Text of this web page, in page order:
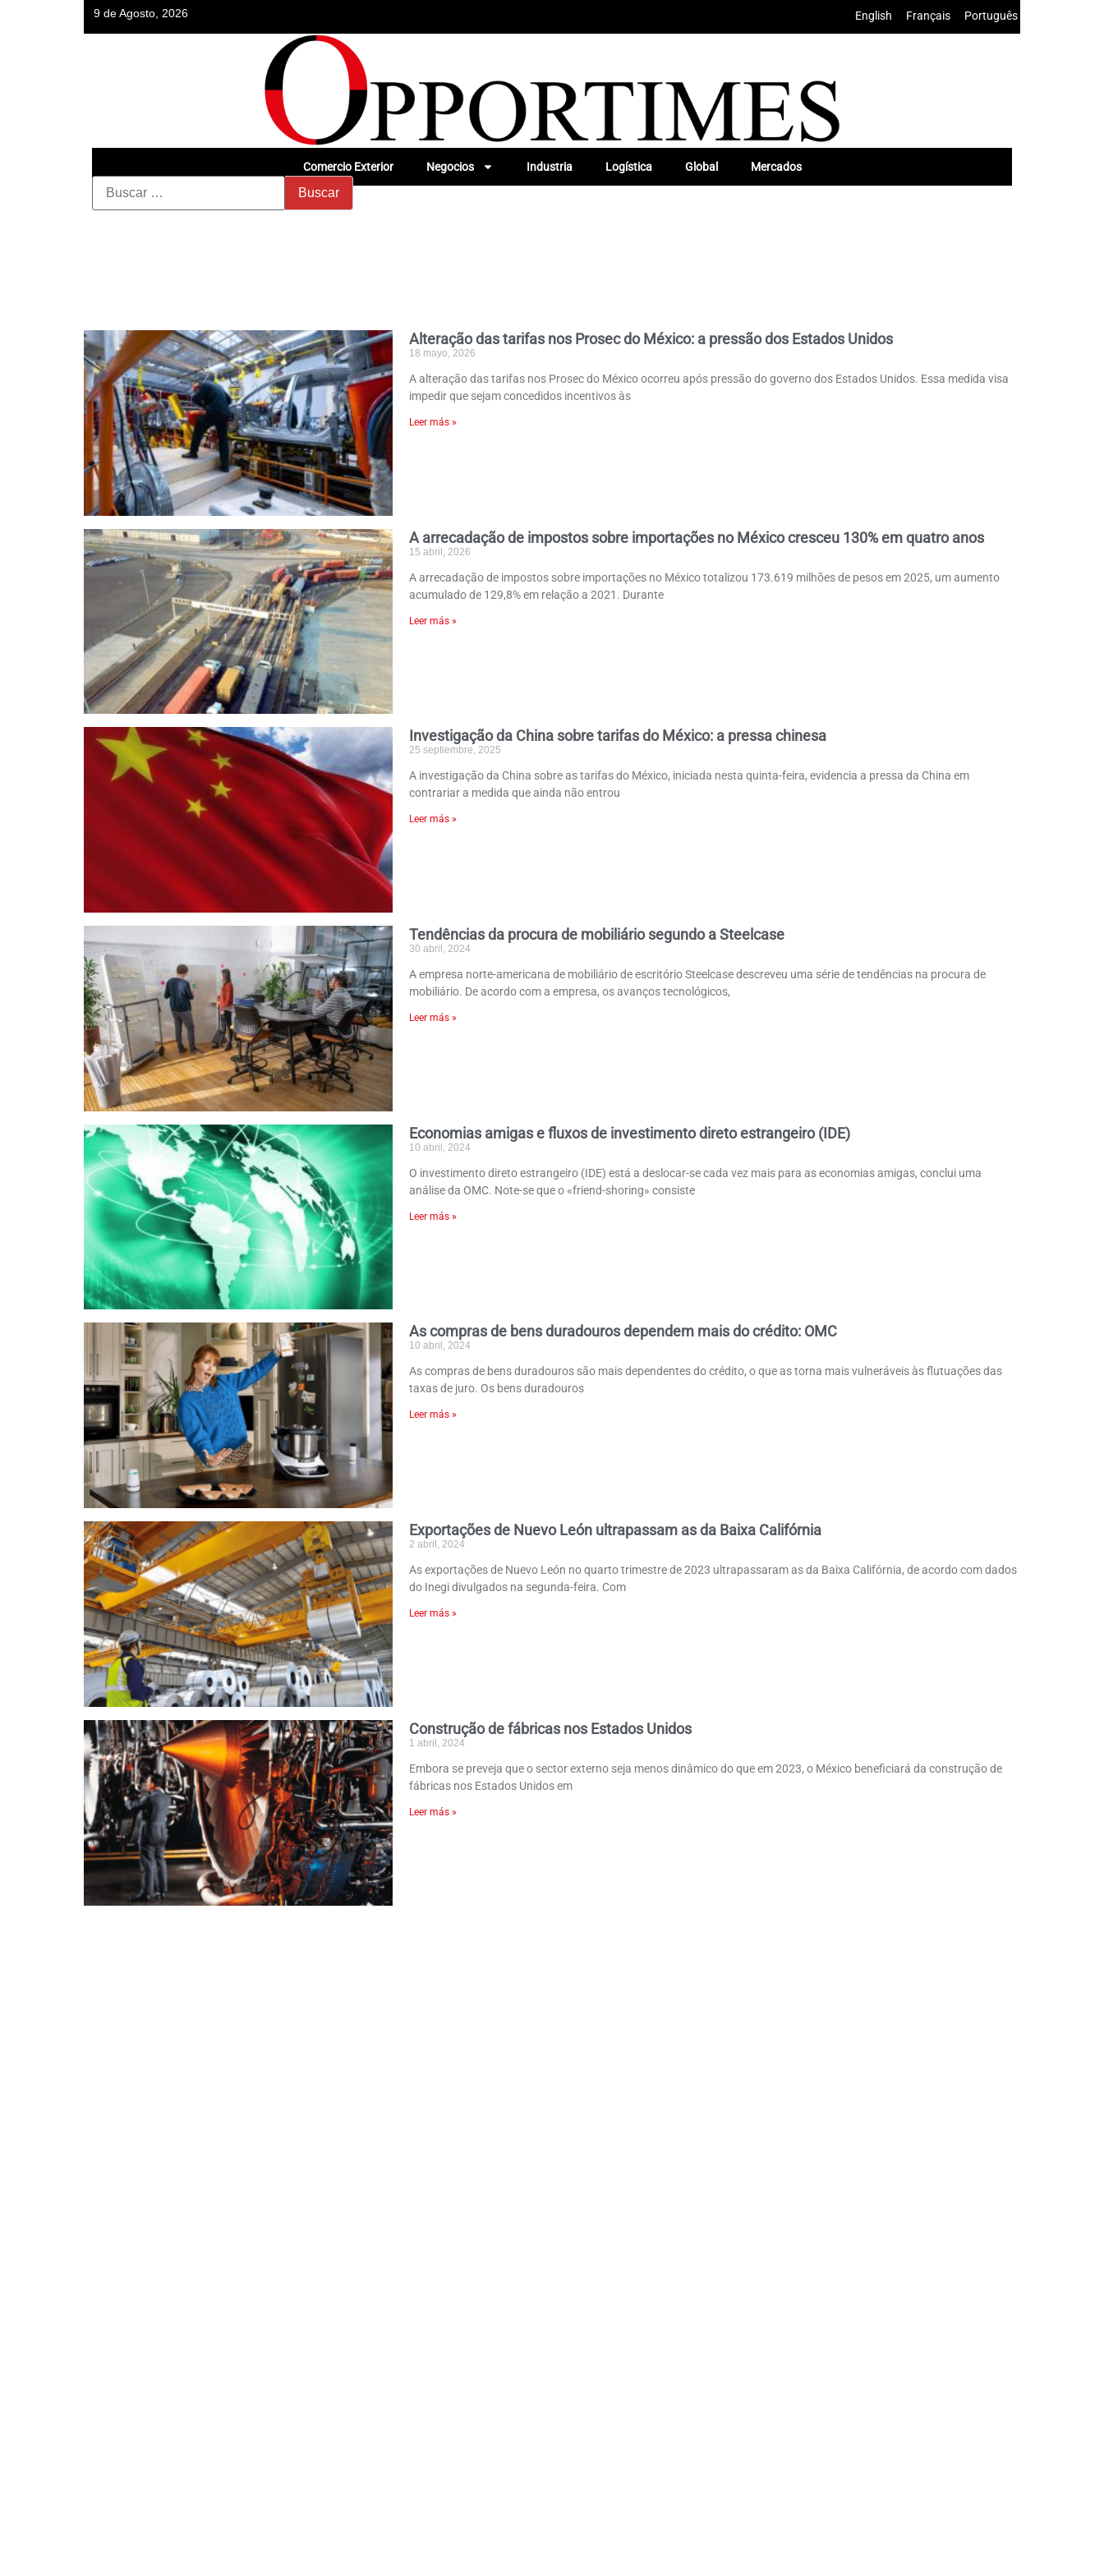
9 de Agosto, 2026 English Français Português
Comercio Exterior Negocios Industria Logística Global Mercados
Alteração das tarifas nos Prosec do México: a pressão dos Estados Unidos
18 mayo, 2026
A alteração das tarifas nos Prosec do México ocorreu após pressão do governo dos Estados Unidos. Essa medida visa
impedir que sejam concedidos incentivos às
Leer más »
A arrecadação de impostos sobre importações no México cresceu 130% em quatro anos
15 abril, 2026
A arrecadação de impostos sobre importações no México totalizou 173.619 milhões de pesos em 2025, um aumento
acumulado de 129,8% em relação a 2021. Durante
Leer más »
Investigação da China sobre tarifas do México: a pressa chinesa
25 septiembre, 2025
A investigação da China sobre as tarifas do México, iniciada nesta quinta-feira, evidencia a pressa da China em
contrariar a medida que ainda não entrou
Leer más »
Tendências da procura de mobiliário segundo a Steelcase
30 abril, 2024
A empresa norte-americana de mobiliário de escritório Steelcase descreveu uma série de tendências na procura de
mobiliário. De acordo com a empresa, os avanços tecnológicos,
Leer más »
Economias amigas e fluxos de investimento direto estrangeiro (IDE)
10 abril, 2024
O investimento direto estrangeiro (IDE) está a deslocar-se cada vez mais para as economias amigas, conclui uma
análise da OMC. Note-se que o «friend-shoring» consiste
Leer más »
As compras de bens duradouros dependem mais do crédito: OMC
10 abril, 2024
As compras de bens duradouros são mais dependentes do crédito, o que as torna mais vulneráveis às flutuações das
taxas de juro. Os bens duradouros
Leer más »
Exportações de Nuevo León ultrapassam as da Baixa Califórnia
2 abril, 2024
As exportações de Nuevo León no quarto trimestre de 2023 ultrapassaram as da Baixa Califórnia, de acordo com dados
do Inegi divulgados na segunda-feira. Com
Leer más »
Construção de fábricas nos Estados Unidos
1 abril, 2024
Embora se preveja que o sector externo seja menos dinâmico do que em 2023, o México beneficiará da construção de
fábricas nos Estados Unidos em
Leer más »